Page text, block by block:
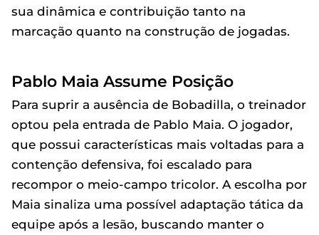
sua dinâmica e contribuição tanto na
marcação quanto na construção de jogadas.
Pablo Maia Assume Posição
Para suprir a ausência de Bobadilla, o treinador
optou pela entrada de Pablo Maia. O jogador,
que possui características mais voltadas para a
contenção defensiva, foi escalado para
recompor o meio-campo tricolor. A escolha por
Maia sinaliza uma possível adaptação tática da
equipe após a lesão, buscando manter o